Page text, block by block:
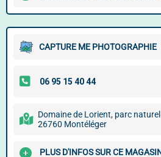
CAPTURE ME PHOTOGRAPHIE
Domaine de Lorient, parc naturel
26760 Montéléger
PLUS D'INFOS SUR CE